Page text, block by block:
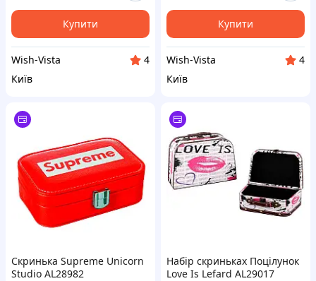
Купити
Wish-Vista
4
Київ
Купити
Wish-Vista
4
Київ
Скринька Supreme Unicorn
Studio AL28982
Набір скриньках Поцілунок
Love Is Lefard AL29017